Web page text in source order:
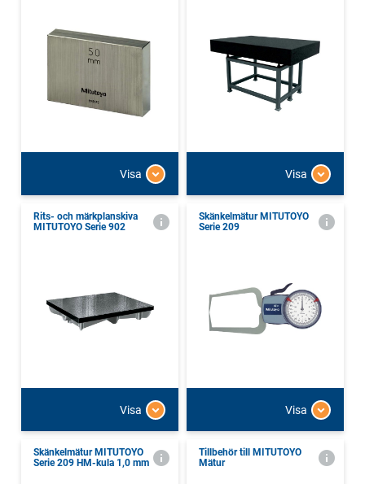
Visa Visa
Rits- och märkplanskiva
MITUTOYO Serie 902
Visa
Skänkelmätur MITUTOYO
Serie 209
Visa
Skänkelmätur MITUTOYO
Serie 209 HM-kula 1,0 mm
Tillbehör till MITUTOYO
Mätur